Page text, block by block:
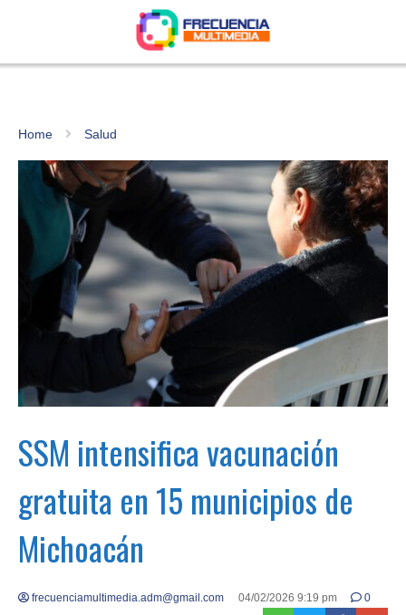
Home Salud
SSM intensifica vacunación
gratuita en 15 municipios de
Michoacán
frecuenciamultimedia.adm@gmail.com 04/02/2026 9:19 pm 0